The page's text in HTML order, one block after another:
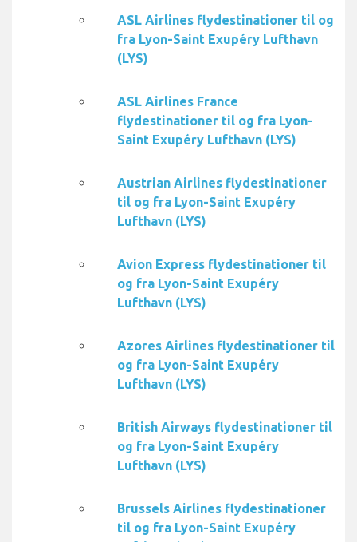
ASL Airlines flydestinationer til og
fra Lyon-Saint Exupéry Lufthavn
(LYS)
ASL Airlines France
flydestinationer til og fra Lyon-
Saint Exupéry Lufthavn (LYS)
Austrian Airlines flydestinationer
til og fra Lyon-Saint Exupéry
Lufthavn (LYS)
Avion Express flydestinationer til
og fra Lyon-Saint Exupéry
Lufthavn (LYS)
Azores Airlines flydestinationer til
og fra Lyon-Saint Exupéry
Lufthavn (LYS)
British Airways flydestinationer til
og fra Lyon-Saint Exupéry
Lufthavn (LYS)
Brussels Airlines flydestinationer
til og fra Lyon-Saint Exupéry